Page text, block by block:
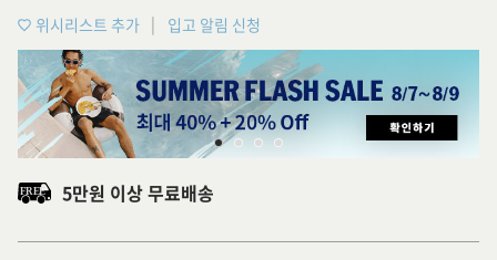
위시리스트 추가 입고 알림 신청
5만원 이상 무료배송